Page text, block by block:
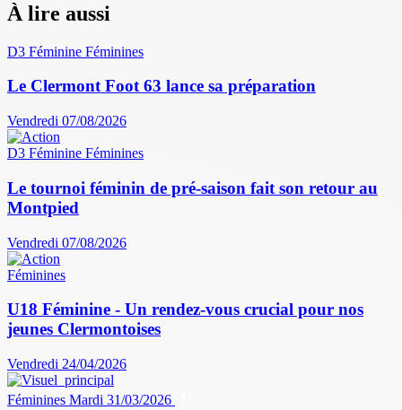
À lire aussi
D3 Féminine Féminines
Le Clermont Foot 63 lance sa préparation
Vendredi 07/08/2026
D3 Féminine Féminines
Le tournoi féminin de pré-saison fait son retour au
Montpied
Vendredi 07/08/2026
Féminines
U18 Féminine - Un rendez-vous crucial pour nos
jeunes Clermontoises
Vendredi 24/04/2026
Féminines Mardi 31/03/2026